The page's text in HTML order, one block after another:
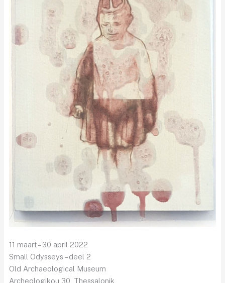
11 maart – 30 april 2022
Small Odysseys – deel 2
Old Archaeological Museum
Archeologikou 30, Thessalonik